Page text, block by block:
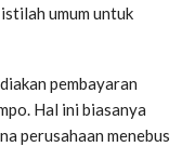
umum untuk
pembayaran
Hal ini biasanya
perusahaan menebus